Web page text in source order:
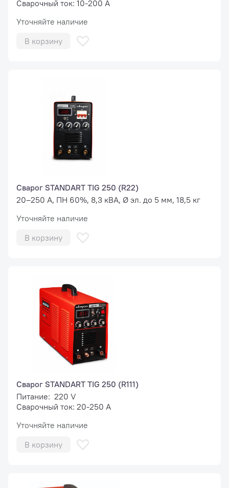
Сварочный ток: 10-200 А
Уточняйте наличие
В корзину
Сварог STANDART TIG 250 (R22)
20–250 А, ПН 60%, 8,3 кВА, Ø эл. до 5 мм, 18,5 кг
Уточняйте наличие
В корзину
Сварог STANDART TIG 250 (R111)
Питание: 220 V
Сварочный ток: 20-250 А
Уточняйте наличие
В корзину